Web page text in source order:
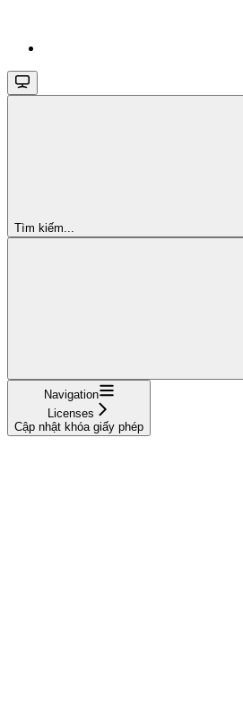
Tìm kiếm...
Navigation
Licenses
Cập nhật khóa giấy phép